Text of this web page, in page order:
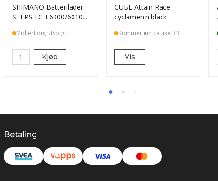
SHIMANO Batterilader
STEPS EC-E6000/6010
Midlertidig utsolgt
Kjøp
CUBE Attain Race
cyclamen'n'black
Kommer inn ca uke 33
Vis
Betaling